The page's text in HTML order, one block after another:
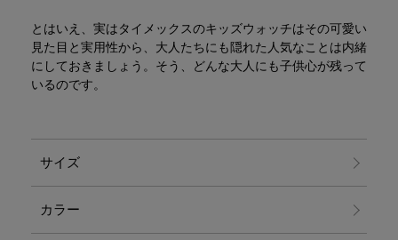
とはいえ、実はタイメックスのキッズウォッチはその可愛い
見た目と実用性から、大人たちにも隠れた人気なことは内緒
にしておきましょう。そう、どんな大人にも子供心が残って
いるのです。
サイズ
カラー